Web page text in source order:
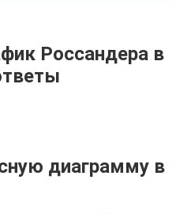
Россандера в
диаграмму в